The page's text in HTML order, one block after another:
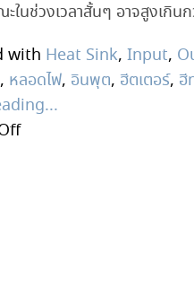
ในช่วงเวลาสั้นๆ อาจสูงเกิน
with Heat Sink, Input,
, หลอดไฟ, อินพุต, ฮีตเตอร์, ฮี
on